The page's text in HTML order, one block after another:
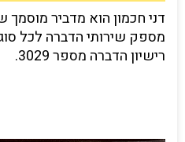
דני חכמון הוא מדביר
מספק שירותי הדברה לכל
רישיון הדברה מספר 3029.